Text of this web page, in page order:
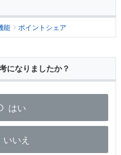
能 ポイントシェア
になりましたか？
はい
いいえ